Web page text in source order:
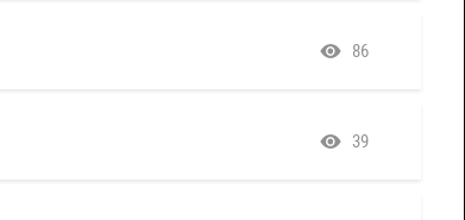
86
39